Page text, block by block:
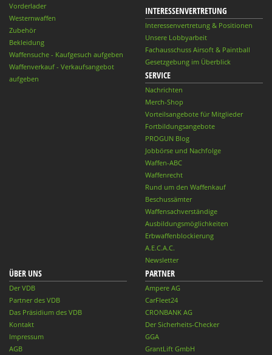
Vorderlader
Westernwaffen
Zubehör
Bekleidung
Waffensuche - Kaufgesuch aufgeben
Waffenverkauf - Verkaufsangebot
aufgeben
INTERESSENVERTRETUNG
Interessenvertretung & Positionen
Unsere Lobbyarbeit
Fachausschuss Airsoft & Paintball
Gesetzgebung im Überblick
SERVICE
Nachrichten
Merch-Shop
Vorteilsangebote für Mitglieder
Fortbildungsangebote
PROGUN Blog
Jobbörse und Nachfolge
Waffen-ABC
Waffenrecht
Rund um den Waffenkauf
Beschussämter
Waffensachverständige
Ausbildungsmöglichkeiten
Erbwaffenblockierung
A.E.C.A.C.
Newsletter
ÜBER UNS
Der VDB
Partner des VDB
Das Präsidium des VDB
Kontakt
Impressum
AGB
PARTNER
Ampere AG
CarFleet24
CRONBANK AG
Der Sicherheits-Checker
GGA
GrantLift GmbH